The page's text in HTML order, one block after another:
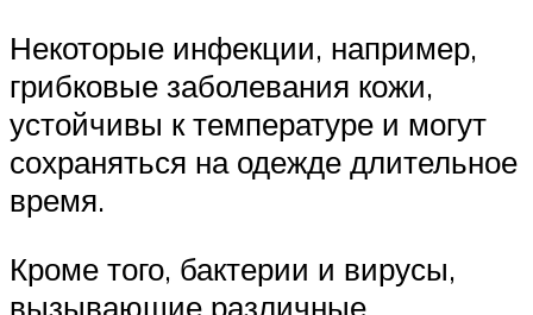
Некоторые инфекции, например,
грибковые заболевания кожи,
устойчивы к температуре и могут
сохраняться на одежде длительное
время.
Кроме того, бактерии и вирусы,
вызывающие различные